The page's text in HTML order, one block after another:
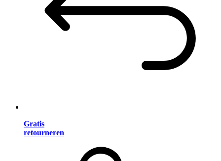
Gratis
retourneren